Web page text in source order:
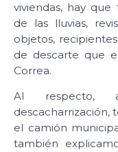
viviendas, hay
de las lluvias,
objetos,
de descarte que
Correa.
Al respecto,
descacharrización,
el camión
también